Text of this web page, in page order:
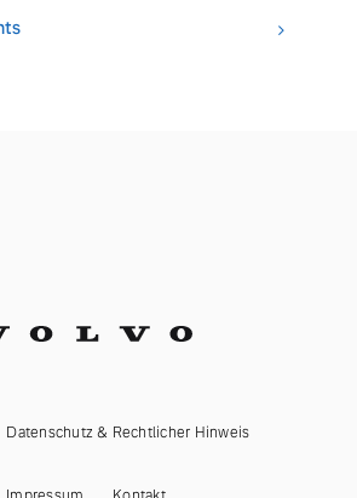
Datenschutz & Rechtlicher Hinweis